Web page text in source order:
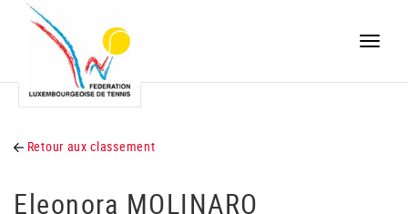
Toggle
Retour aux classement
Eleonora MOLINARO